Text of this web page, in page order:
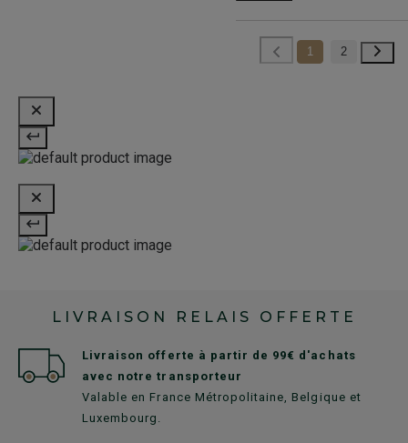
1 2
LIVRAISON RELAIS OFFERTE
Livraison offerte à partir de 99€ d'achats
avec notre transporteur
Valable en France Métropolitaine, Belgique et
Luxembourg.